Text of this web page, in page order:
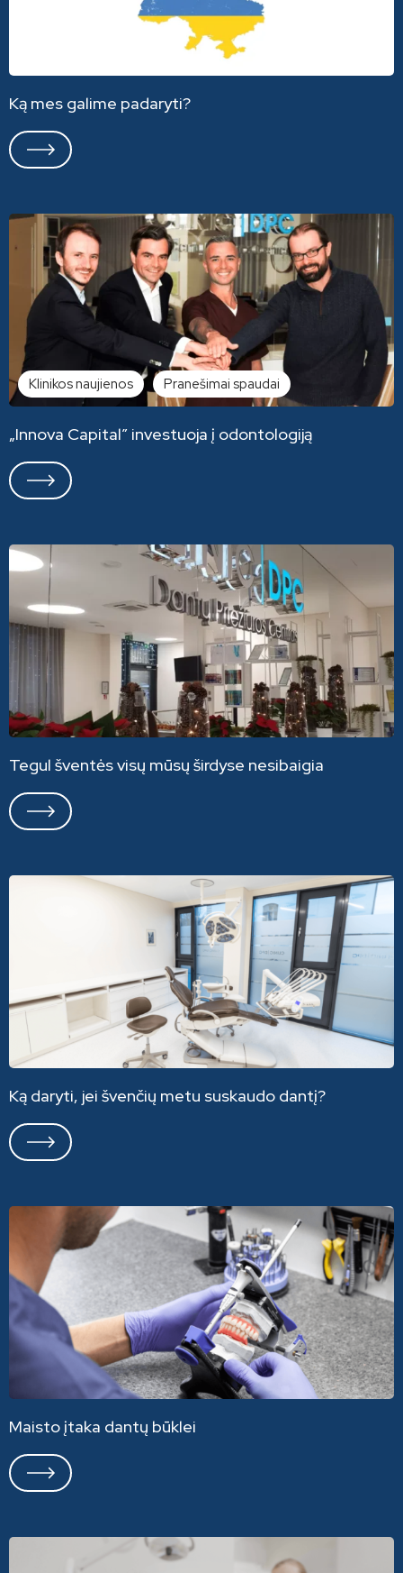
Ką mes galime padaryti?
Klinikos naujienos Pranešimai spaudai
„Innova Capital” investuoja į odontologiją
Tegul šventės visų mūsų širdyse nesibaigia
Ką daryti, jei švenčių metu suskaudo dantį?
Maisto įtaka dantų būklei